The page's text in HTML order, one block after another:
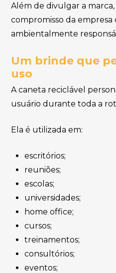
Além de divulgar a
compromisso da empresa
ambientalmente
Um brinde que
uso
A caneta reciclável
usuário durante toda a
Ela é utilizada em:
escritórios;
reuniões;
escolas;
universidades;
home office;
cursos;
treinamentos;
consultórios;
eventos;